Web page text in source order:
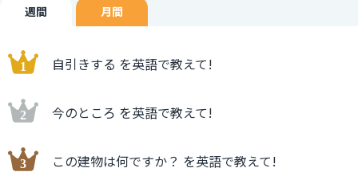
週間 月間
自引きする を英語で教えて!
今のところ を英語で教えて!
この建物は何ですか？ を英語で教えて!